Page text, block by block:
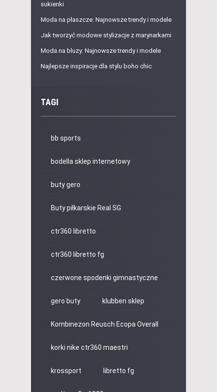
sukienki
Moda na płaszcze: Najnowsze trendy i modele
Jak tworzyć modowe stylizacje z marynarkami
Moda na bluzy: Najnowsze trendy i modele
Najlepsze inspiracje dla stylu boho chic
TAGI
bb sports
bodella sklep internetowy
buty gero
Buty piłkarskie Real SG
ctr360 libretto
ctr360 libretto fg
czerwone spodenki gimnastyczne
gero buty klubben sklep
Kombinezon Reusch Ecopa Overall
korki nike ctr360 maestri
krossport libretto fg